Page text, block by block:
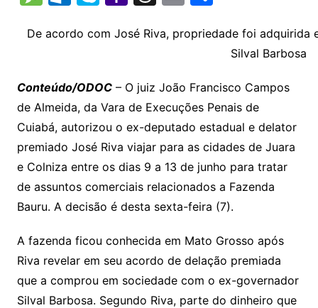
p
y
n
k
at
s
p
p
e
gr
m
er t
k
e
dI
n
l
gl
e
Cl
a
s
sr
o
o
s
e
s
a
g
e
lo
k.
c
o
m
y
e
h
o
M
ai
l
e
d
s
ai ar
De acordo com José Riva, propriedade foi
Silval Barbosa
Conteúdo/ODOC – O juiz João Francisco Campos
de Almeida, da Vara de Execuções Penais de
Cuiabá, autorizou o ex-deputado estadual e delator
premiado José Riva viajar para as cidades de Juara
e Colniza entre os dias 9 a 13 de junho para tratar
de assuntos comerciais relacionados a Fazenda
Bauru. A decisão é desta sexta-feira (7).
A fazenda ficou conhecida em Mato Grosso após
Riva revelar em seu acordo de delação premiada
que a comprou em sociedade com o ex-governador
Silval Barbosa. Segundo Riva, parte do dinheiro que